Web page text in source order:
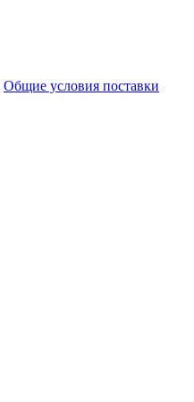
Общие условия поставки